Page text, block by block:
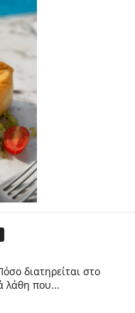
διατηρείται στο
λάθη που...